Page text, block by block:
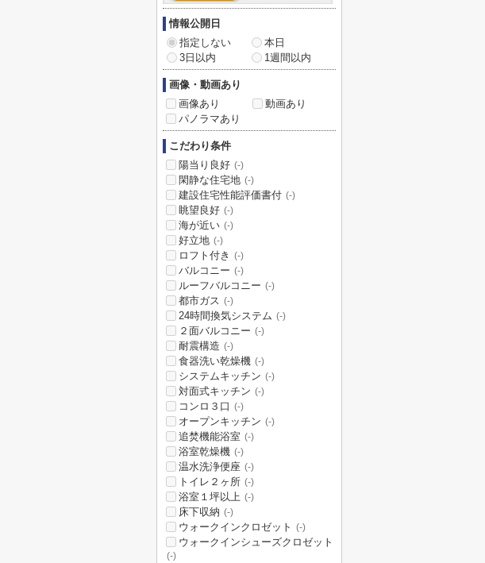
情報公開日
指定しない
本日
3日以内
1週間以内
画像・動画あり
画像あり
動画あり
パノラマあり
こだわり条件
陽当り良好 (-)
閑静な住宅地 (-)
建設住宅性能評価書付 (-)
眺望良好 (-)
海が近い (-)
好立地 (-)
ロフト付き (-)
バルコニー (-)
ルーフバルコニー (-)
都市ガス (-)
24時間換気システム (-)
２面バルコニー (-)
耐震構造 (-)
食器洗い乾燥機 (-)
システムキッチン (-)
対面式キッチン (-)
コンロ３口 (-)
オープンキッチン (-)
追焚機能浴室 (-)
浴室乾燥機 (-)
温水洗浄便座 (-)
トイレ２ヶ所 (-)
浴室１坪以上 (-)
床下収納 (-)
ウォークインクロゼット (-)
ウォークインシューズクロゼット
(-)